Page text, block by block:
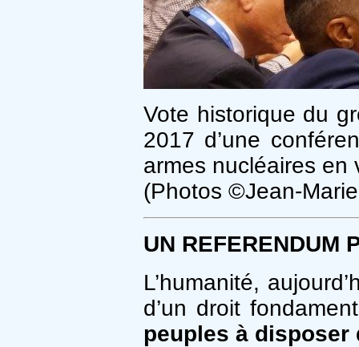
Vote historique du
2017 d’une
armes nucléaires en
(Photos ©Jean-
UN REFERENDUM
L’humanité,
d’un droit
peuples à disposer